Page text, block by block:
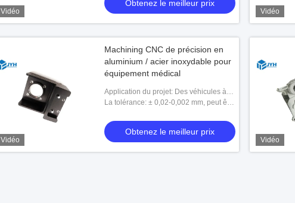
Vidéo
Obtenez le meilleur prix
Vidéo
Vidéo
Machining CNC de précision en
aluminium / acier inoxydable pour
équipement médical
Application du projet: Des véhicules à
moteur, aérospatial, médical, etc.
La tolérance: ± 0,02-0,002 mm, peut être
Obtenez le meilleur prix
Vidéo